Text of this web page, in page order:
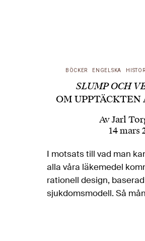
BÖCKER ENGELSKA
SLUMP OCH
OM UPPTÄCKTEN
AvJarl
14 mars
I motsats till vad man
alla våra läkemedel
rationell design,
sjukdomsmodell. Så